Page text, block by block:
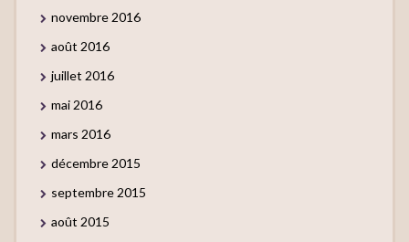
novembre 2016
août 2016
juillet 2016
mai 2016
mars 2016
décembre 2015
septembre 2015
août 2015